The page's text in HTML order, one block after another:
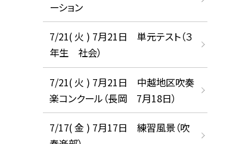
ーション
7/21( 火 ) 7月21日 単元テスト（３
年生 社会）
7/21( 火 ) 7月21日 中越地区吹奏
楽コンクール（長岡 7月18日）
7/17( 金 ) 7月17日 練習風景（吹